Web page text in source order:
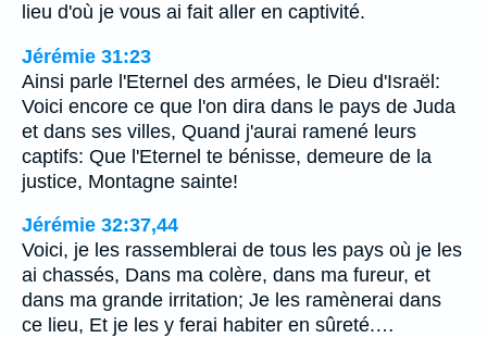
lieu d'où je vous ai fait aller en captivité.
Jérémie 31:23
Ainsi parle l'Eternel des armées, le Dieu d'Israël:
Voici encore ce que l'on dira dans le pays de Juda
et dans ses villes, Quand j'aurai ramené leurs
captifs: Que l'Eternel te bénisse, demeure de la
justice, Montagne sainte!
Jérémie 32:37,44
Voici, je les rassemblerai de tous les pays où je les
ai chassés, Dans ma colère, dans ma fureur, et
dans ma grande irritation; Je les ramènerai dans
ce lieu, Et je les y ferai habiter en sûreté.…